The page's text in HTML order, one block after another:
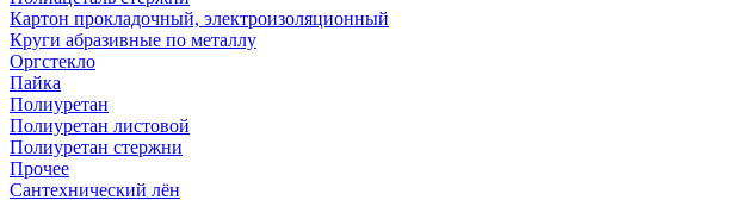
Картон прокладочный, электроизоляционный
Круги абразивные по металлу
Оргстекло
Пайка
Полиуретан
Полиуретан листовой
Полиуретан стержни
Прочее
Сантехнический лён